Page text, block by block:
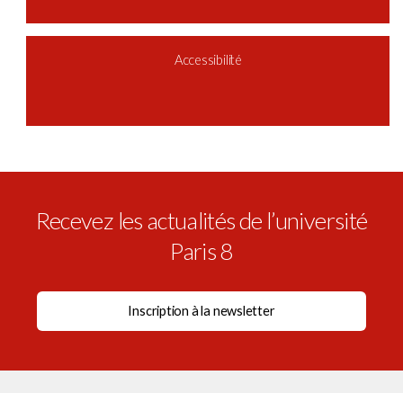
Accessibilité
Recevez les actualités de l’université
Paris 8